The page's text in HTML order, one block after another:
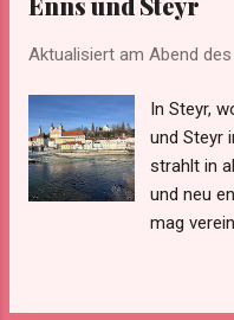
Aktualisiert am Abend des
In Steyr,
und Steyr
strahlt in
und neu
mag